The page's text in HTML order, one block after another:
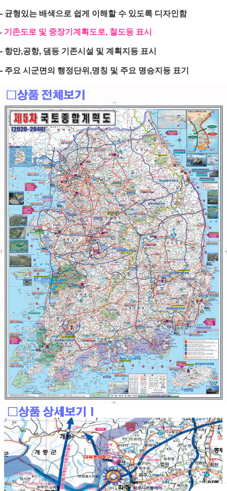
- 균형있는 배색으로 쉽게 이해할 수 있도록 디자인함
- 기존도로 및 중장기계획도로, 철도등 표시
- 항만,공항, 댐등 기존시설 및 계획지등 표시
- 주요 시군면의 행정단위,명칭 및 주요 명승지등 표기